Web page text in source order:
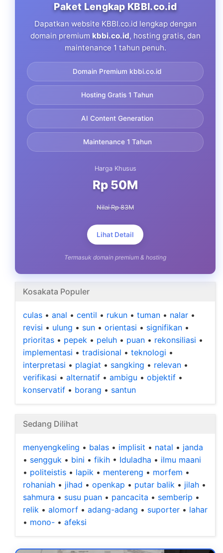
Paket Lengkap KBBI.co.id
Dapatkan website KBBI.co.id lengkap dengan
domain premium kbbi.co.id, hosting gratis, dan
maintenance 1 tahun penuh.
Domain Premium kbbi.co.id
Hosting Gratis 1 Tahun
AI Content Generation
Maintenance 1 Tahun
Harga Khusus
Rp 50M
Nilai Rp 83M
Lihat Detail
Termasuk domain premium & hosting
Kosakata Populer
culas • anal • centil • rukun • tuman • nalar •
revisi • ulung • sun • orientasi • signifikan •
prioritas • pepek • peluh • puan • rekonsiliasi •
implementasi • tradisional • teknologi •
interpretasi • plagiat • sangking • relevan •
verifikasi • alternatif • ambigu • objektif •
konservatif • borang • santun
Sedang Dilihat
menyengkeling • balas • implisit • natal • janda
• sengguk • bini • fikih • Iduladha • ilmu maani
• politeistis • lapik • mentereng • morfem •
rohaniah • jihad • openkap • putar balik • jilah •
sahmura • susu puan • pancacita • semberip •
relik • alomorf • adang-adang • suporter • lahar
• mono- • afeksi